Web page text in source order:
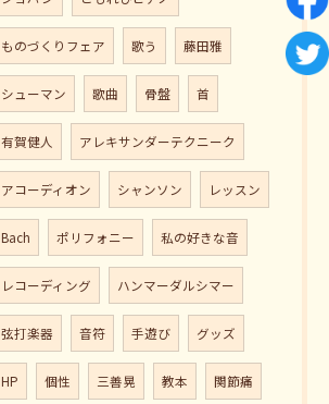
ものづくりフェア 歌う 藤田雅
シューマン 歌曲 骨盤 首
有賀健人 アレキサンダーテクニーク
アコーディオン シャンソン レッスン
Bach ポリフォニー 私の好きな音
レコーディング ハンマーダルシマー
弦打楽器 音符 手遊び グッズ
HP 個性 三善晃 教本 関節痛